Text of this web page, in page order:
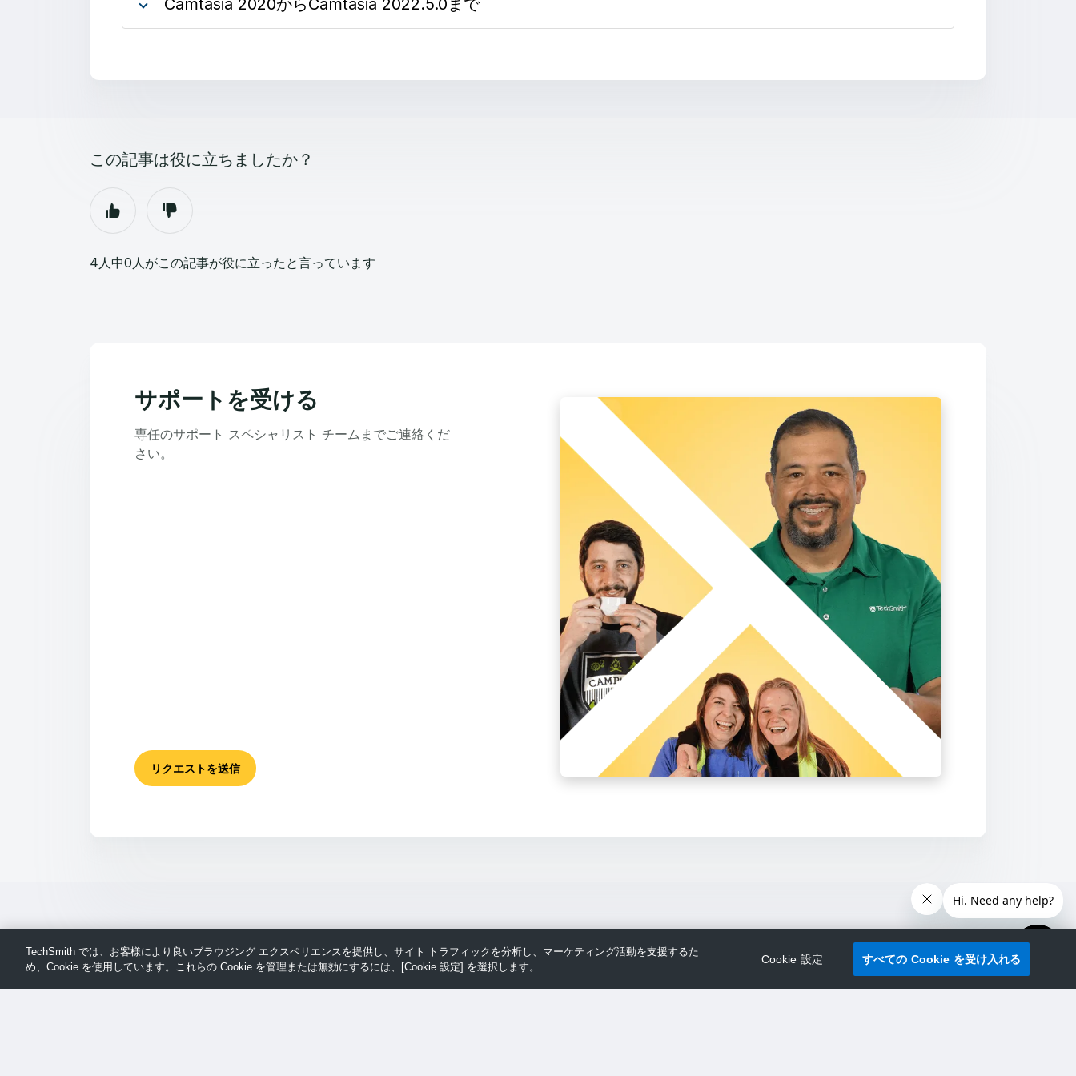
Camtasia 2020からCamtasia 2022.5.0まで
この記事は役に立ちましたか？
4人中0人がこの記事が役に立ったと言っています
サポートを受ける
専任のサポート スペシャリスト チームまでご連絡くだ
さい。
リクエストを送信
TechSmith では、お客様により良いブラウジング エクスペリエンスを提供し、サイト トラフィックを分析し、マーケティング活動を支援するた
め、Cookie を使用しています。これらの Cookie を管理または無効にするには、[Cookie 設定] を選択します。
Cookie 設定 すべての Cookie を受け入れる